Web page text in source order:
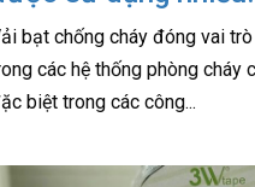
bạt chống cháy đóng vai
các hệ thống phòng cháy
biệt trong các công...